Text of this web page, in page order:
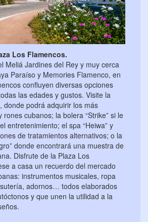
Los Flamencos.
Meliá Jardines del Rey y muy cerca
Paraíso y Memories Flamenco, en
confluyen diversas opciones
las edades y gustos. Visite la
donde podrá adquirir los más
cubanos; la bolera “Strike” si le
entretenimiento; el spa “Heiwa” y
de tratamientos alternativos; o la
donde encontrará una muestra de
Disfrute de la Plaza Los
a casa un recuerdo del mercado
instrumentos musicales, ropa
adornos… todos elaborados
y que unen la utilidad a la